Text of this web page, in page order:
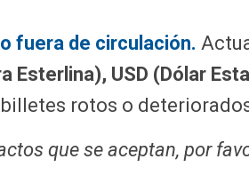
fuera de circulación.
Esterlina), USD (Dólar
rotos o
que se aceptan, por